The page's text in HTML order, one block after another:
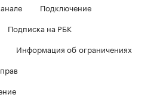
Подключение
Подписка на РБК
Информация об ограничениях